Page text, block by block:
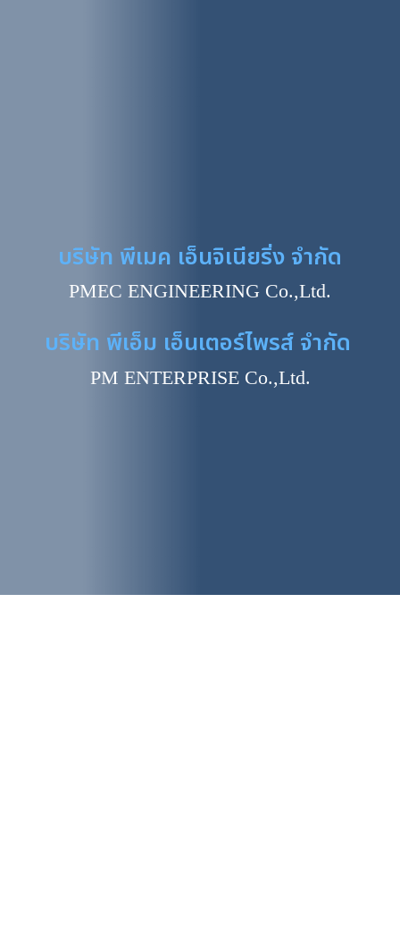
บริษัท พีเมค เอ็นจิเนียริ่ง จำกัด
PMEC ENGINEERING Co.,Ltd.
บรษท พเอม เอนเตอรไพรส จำกด
PM ENTERPRISE Co.,Ltd.